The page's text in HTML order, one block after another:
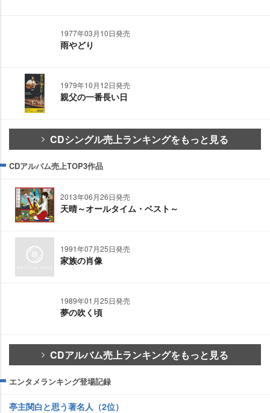
1977年03月10日発売
雨やどり
1979年10月12日発売
親父の一番長い日
CDシングル売上ランキングをもっと見る
CDアルバム売上TOP3作品
2013年06月26日発売
天晴～オールタイム・ベスト～
1991年07月25日発売
家族の肖像
1989年01月25日発売
夢の吹く頃
CDアルバム売上ランキングをもっと見る
エンタメランキング登場記録
亭主関白と思う著名人（2位）